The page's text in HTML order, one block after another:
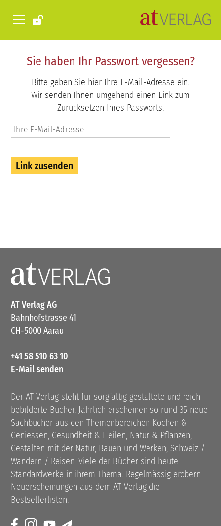
Sie haben Ihr Passwort vergessen?
Bitte geben Sie hier Ihre E-Mail-Adresse ein.
Wir senden Ihnen umgehend einen Link zum
Zurücksetzen Ihres Passworts.
Link zusenden
AT Verlag AG
Bahnhofstrasse 41
CH-5000 Aarau
+41 58 510 63 10
E-Mail senden
Der AT Verlag steht für sorgfältig gestaltete und reich
bebilderte Bücher. Jährlich erscheinen so rund 35 neue
Sachbücher aus den Themenbereichen Kochen &
Geniessen, Gesundheit & Heilen, Natur & Pflanzen,
Gestalten mit der Natur, Bauen und Werken, Schweiz /
Wandern / Reisen. Viele der Bücher sind heute
Standardwerke in ihrem Thema. Regelmässig erobern
Neuerscheinungen aus dem AT Verlag die
Bestsellerlisten.